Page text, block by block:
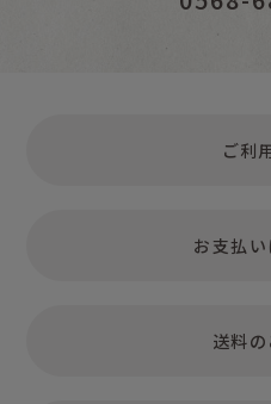
ご利
お支払い
送料